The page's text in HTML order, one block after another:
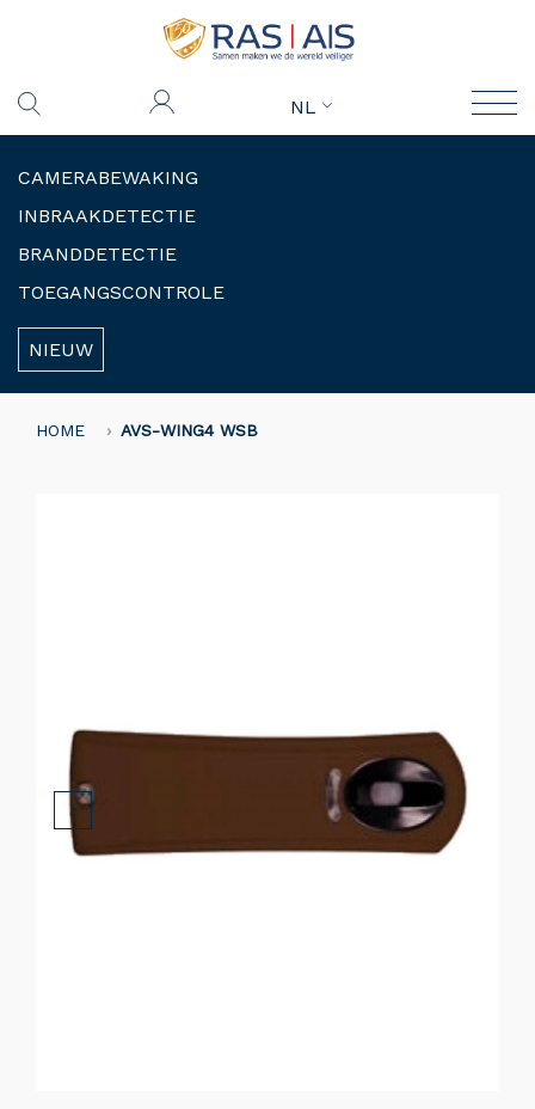
NL
CAMERABEWAKING
INBRAAKDETECTIE
BRANDDETECTIE
TOEGANGSCONTROLE
NIEUW
HOME AVS-WING4 WSB